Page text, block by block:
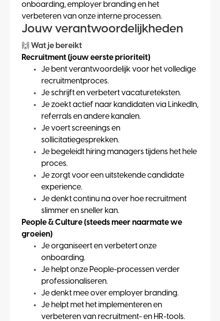
onboarding, employer branding en het
verbeteren van onze interne processen.
Jouw verantwoordelijkheden
🙌 Wat je bereikt
Recruitment (jouw eerste prioriteit)
Je bent verantwoordelijk voor het volledige
recruitmentproces.
Je schrijft en verbetert vacatureteksten.
Je zoekt actief naar kandidaten via LinkedIn,
referrals en andere kanalen.
Je voert screenings en
sollicitatiegesprekken.
Je begeleidt hiring managers tijdens het hele
proces.
Je zorgt voor een uitstekende candidate
experience.
Je denkt continu na over hoe recruitment
slimmer en sneller kan.
People & Culture (steeds meer naarmate we
groeien)
Je organiseert en verbetert onze
onboarding.
Je helpt onze People-processen verder
professionaliseren.
Je denkt mee over employer branding.
Je helpt met het implementeren en
verbeteren van recruitment- en HR-tools.